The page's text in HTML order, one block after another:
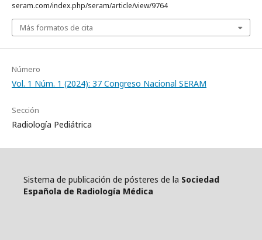
seram.com/index.php/seram/article/view/9764
Más formatos de cita
Número
Vol. 1 Núm. 1 (2024): 37 Congreso Nacional SERAM
Sección
Radiología Pediátrica
Sistema de publicación de pósteres de la Sociedad
Española de Radiología Médica